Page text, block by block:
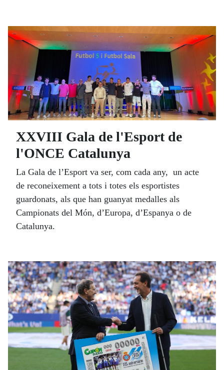
gossos puguin salvar obstacles, pujar o baixar
escales, creuar passos de zebra, buscar portes o
romandre en una cafeteria o en qualsevol mitjà de
transport als peus d'una persona cega.
XXVIII Gala de l'Esport de
l'ONCE Catalunya
La Gala de l’Esport va ser, com cada any, un acte
de reconeixement a tots i totes els esportistes
guardonats, als que han guanyat medalles als
Campionats del Món, d’Europa, d’Espanya o de
Catalunya.